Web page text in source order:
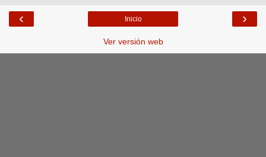
‹ ›
Inicio
Ver versión web